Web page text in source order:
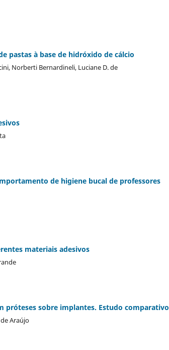
pastas à base de hidróxido de cálcio
Norberti Bernardineli, Luciane D. de
de higiene bucal de professores
materiais adesivos
sobre implantes. Estudo comparativo
de Araújo